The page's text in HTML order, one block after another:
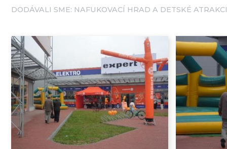
DODÁVALI SME: NAFUKOVACÍ HRAD A DETSKÉ